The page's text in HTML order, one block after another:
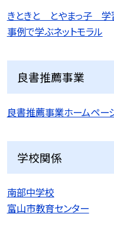
きときと とやまっ子 学
事例で学ぶネットモラル
良書推薦事業
良書推薦事業ホームペー
学校関係
南部中学校
富山市教育センター